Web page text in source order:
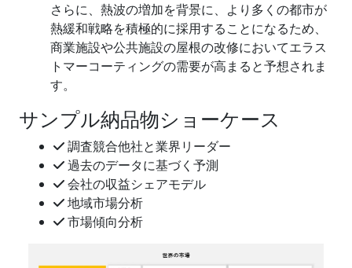
さらに、熱波の増加を背景に、より多くの都市が
熱緩和戦略を積極的に採用することになるため、
商業施設や公共施設の屋根の改修においてエラス
トマーコーティングの需要が高まると予想されま
す。
サンプル納品物ショーケース
調査競合他社と業界リーダー
過去のデータに基づく予測
会社の収益シェアモデル
地域市場分析
市場傾向分析